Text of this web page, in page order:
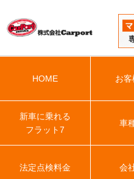
HOME お
新車に乗れる
フラット7
車
法定点検料金 会